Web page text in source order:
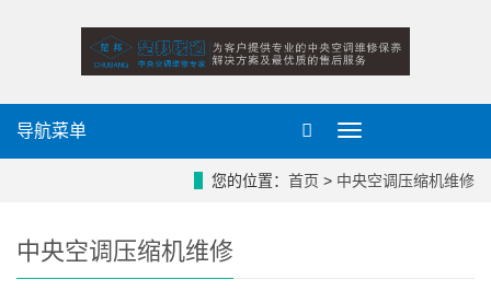
航
菜
导航菜单
您的位置： 首页 > 中央空调压缩机维修
中央空调压缩机维修